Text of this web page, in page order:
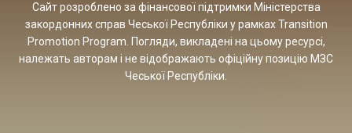
Сайт розроблено за фінансової підтримки Міністерства
закордонних справ Чеської Республіки у рамках Transition
Promotion Program. Погляди, викладені на цьому ресурсі,
належать авторам і не відображають офіційну позицію МЗС
Чеської Республіки.